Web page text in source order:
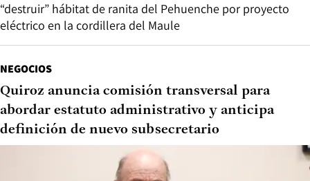
“destruir” hábitat de ranita del Pehuenche por proyecto
eléctrico en la cordillera del Maule
NEGOCIOS
Quiroz anuncia comisión transversal para
abordar estatuto administrativo y anticipa
definición de nuevo subsecretario